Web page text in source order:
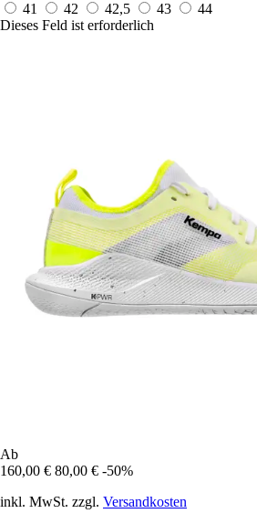
41
42 42,5 43
44
Dieses Feld ist erforderlich
Ab
160,00 € 80,00 € -50%
inkl. MwSt. zzgl. Versandkosten